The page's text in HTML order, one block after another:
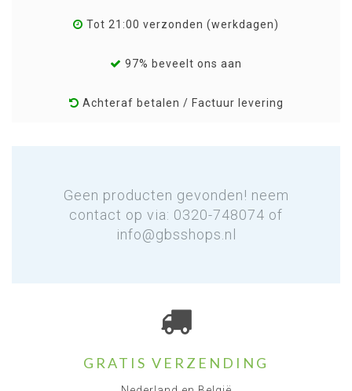
Tot 21:00 verzonden (werkdagen)
97% beveelt ons aan
Achteraf betalen / Factuur levering
Geen producten gevonden! neem
contact op via: 0320-748074 of
info@gbsshops.nl
GRATIS VERZENDING